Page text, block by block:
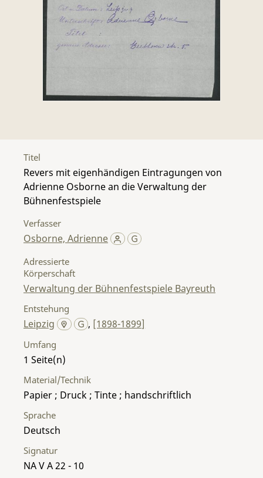
Titel
Revers mit eigenhändigen Eintragungen von
Adrienne Osborne an die Verwaltung der
Bühnenfestspiele
Verfasser
Osborne, Adrienne
Adressierte
Körperschaft
Verwaltung der Bühnenfestspiele Bayreuth
Entstehung
Leipzig , [1898-1899]
Umfang
1
Material/Technik
Papier ; Druck ; Tinte ; handschriftlich
Sprache
Deutsch
Signatur
NA V A 22 - 10